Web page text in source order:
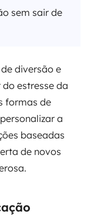
sem sair de
diversão e
estresse da
formas de
a
baseadas
de novos